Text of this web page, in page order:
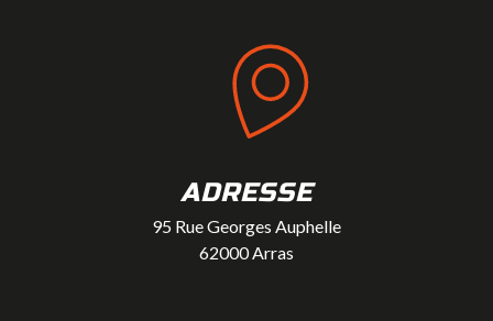
ADRESSE
95 Rue Georges Auphelle
62000 Arras